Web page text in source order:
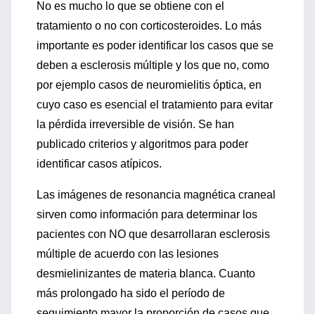
No es mucho lo que se obtiene con el
tratamiento o no con corticosteroides. Lo más
importante es poder identificar los casos que se
deben a esclerosis múltiple y los que no, como
por ejemplo casos de neuromielitis óptica, en
cuyo caso es esencial el tratamiento para evitar
la pérdida irreversible de visión. Se han
publicado criterios y algoritmos para poder
identificar casos atípicos.
Las imágenes de resonancia magnética craneal
sirven como información para determinar los
pacientes con NO que desarrollaran esclerosis
múltiple de acuerdo con las lesiones
desmielinizantes de materia blanca. Cuanto
más prolongado ha sido el período de